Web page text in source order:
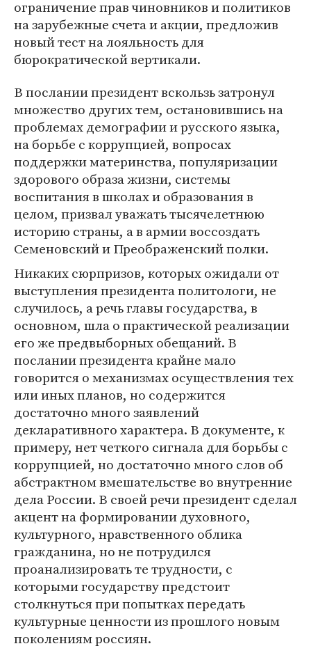
ограничение прав чиновников и политиков
на зарубежные счета и акции, предложив
новый тест на лояльность для
бюрократической вертикали.
В послании президент вскользь затронул
множество других тем, остановившись на
проблемах демографии и русского языка,
на борьбе с коррупцией, вопросах
поддержки материнства, популяризации
здорового образа жизни, системы
воспитания в школах и образования в
целом, призвал уважать тысячелетнюю
историю страны, а в армии воссоздать
Семеновский и Преображенский полки.
Никаких сюрпризов, которых ожидали от
выступления президента политологи, не
случилось, а речь главы государства, в
основном, шла о практической реализации
его же предвыборных обещаний. В
послании президента крайне мало
говорится о механизмах осуществления тех
или иных планов, но содержится
достаточно много заявлений
декларативного характера. В документе, к
примеру, нет четкого сигнала для борьбы с
коррупцией, но достаточно много слов об
абстрактном вмешательстве во внутренние
дела России. В своей речи президент сделал
акцент на формировании духовного,
культурного, нравственного облика
гражданина, но не потрудился
проанализировать те трудности, с
которыми государству предстоит
столкнуться при попытках передать
культурные ценности из прошлого новым
поколениям россиян.